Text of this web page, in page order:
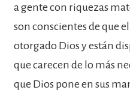
a gente con riquezas
son conscientes de que
otorgado Dios y están
que carecen de lo más
que Dios pone en sus